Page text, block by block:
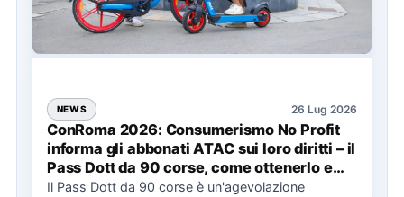
NEWS 26 Lug 2026
ConRoma 2026: Consumerismo No Profit
informa gli abbonati ATAC sui loro diritti – il
Pass Dott da 90 corse, come ottenerlo e
cosa spetta in caso di disservizi
Il Pass Dott da 90 corse è un'agevolazione